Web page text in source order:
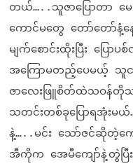
တယ်…..သူဇာပြောတာ မ
ကောင်မတွေ တော်တော်နံ့န
မျက်စောင်းထိုးပြီး ပြေ
အကြောမတည့်ပေမယ့် သူင
ဇာလေးဖြူစိတ်ထဲသဝန်တိုသလို
သတင်းတစ်ခုပြောရအုံးမယ်
နဲ့…..မင်း သော်ဇင်ဆိုတဲ့က
အီကိုက အေမီကျော်နဲ့တွဲပ